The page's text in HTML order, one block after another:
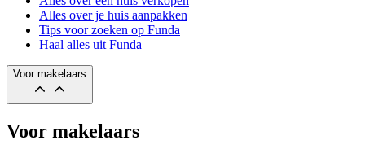
Alles over je huis aanpakken
Tips voor zoeken op Funda
Haal alles uit Funda
Voor makelaars
Voor makelaars